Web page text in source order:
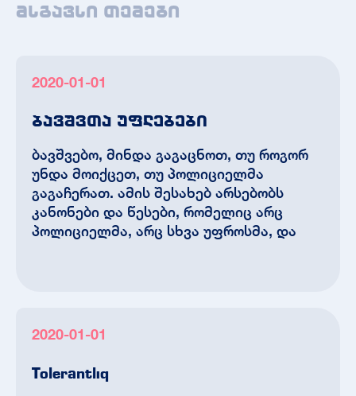
მსგავსი თემები
2020-01-01
ბავშვთა უფლებები
ბავშვებო, მინდა გაგაცნოთ, თუ როგორ
უნდა მოიქცეთ, თუ პოლიციელმა
გაგაჩერათ. ამის შესახებ არსებობს
კანონები და წესები, რომელიც არც
პოლიციელმა, არც სხვა უფროსმა, და
2020-01-01
Tolerantlıq